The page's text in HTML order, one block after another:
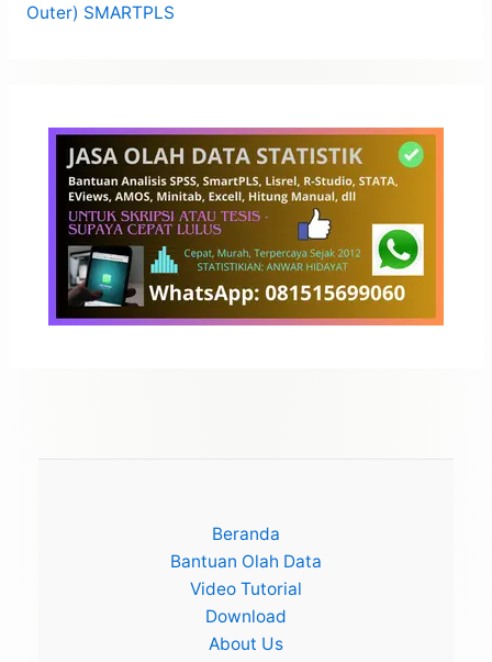
Outer) SMARTPLS
Beranda
Bantuan Olah Data
Video Tutorial
Download
About Us